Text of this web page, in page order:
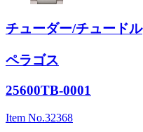
チューダー/チュードル
ペラゴス
25600TB-0001
Item No.32368